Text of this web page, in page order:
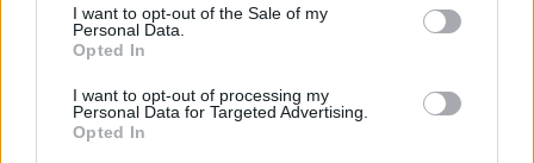
I want to opt-out of the Sale of my
Personal Data.
Opted In
I want to opt-out of processing my
Personal Data for Targeted Advertising.
Opted In